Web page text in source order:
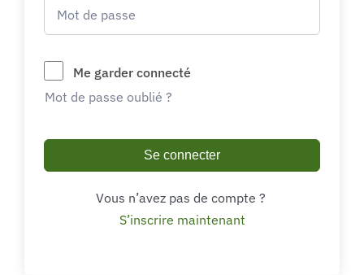
Me garder connecté
Mot de passe oublié ?
Se connecter
Vous n’avez pas de compte ?
S’inscrire maintenant